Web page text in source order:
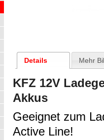
Details Mehr
KFZ 12V
Akkus
Geeignet zum
Active Line!